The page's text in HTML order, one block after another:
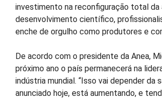
investimento na reconfiguração total da
desenvolvimento científico,
enche de orgulho como produtores e
De acordo com o presidente da Anea,
próximo ano o país permanecerá na
indústria mundial. “Isso vai depender da
anunciado hoje, está aumentando, e